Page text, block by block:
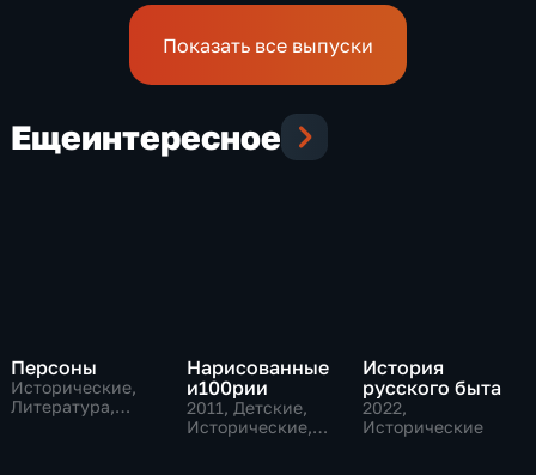
Показать все выпуски
Ещеинтересное
Персоны
Исторические,
Литература,
Нарисованные
и100рии
2011, Детские,
Исторические,
История
русского быта
2022,
Исторические